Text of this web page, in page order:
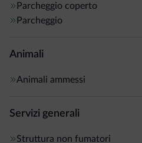
Parcheggio coperto
Parcheggio
Animali
Animali ammessi
Servizi generali
Struttura non fumatori